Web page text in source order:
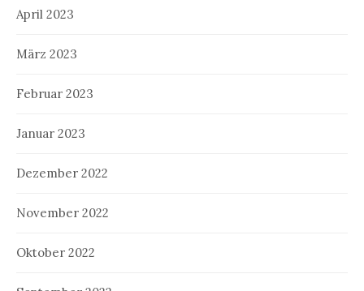
April 2023
März 2023
Februar 2023
Januar 2023
Dezember 2022
November 2022
Oktober 2022